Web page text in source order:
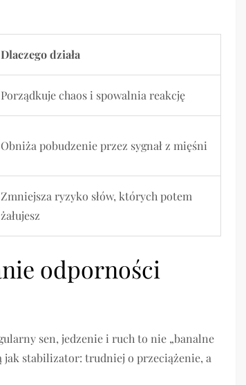
Dlaczego działa
Porządkuje chaos i spowalnia reakcję
Obniża pobudzenie przez sygnał z mięśni
Zmniejsza ryzyko słów, których potem
żałujesz
odporności
sen, jedzenie i ruch to nie „banalne
jak stabilizator: trudniej o przeciążenie, a